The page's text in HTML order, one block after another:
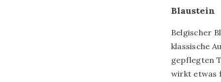
Blaustein
Belgischer
klassische
gepflegten
wirkt etwas